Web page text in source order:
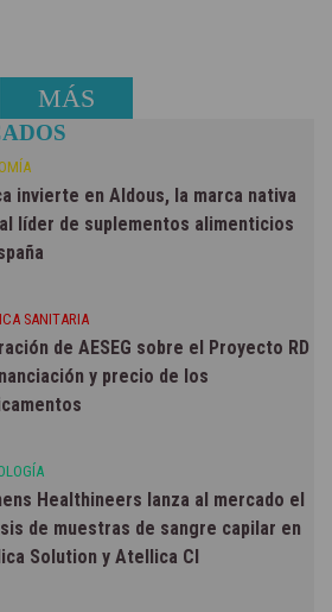
MÁS
NOTICIAS
invierte en Aldous, la marca nativa
líder de suplementos alimenticios
SANITARIA
de AESEG sobre el Proyecto RD
y precio de los
Healthineers lanza al mercado el
de muestras de sangre capilar en
Solution y Atellica CI